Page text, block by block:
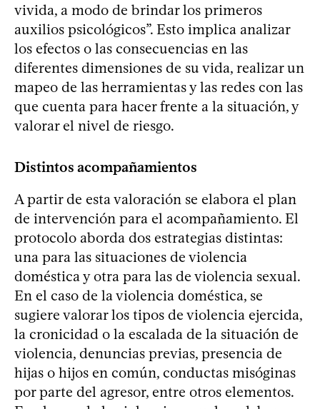
vivida, a modo de brindar los primeros
auxilios psicológicos”. Esto implica analizar
los efectos o las consecuencias en las
diferentes dimensiones de su vida, realizar un
mapeo de las herramientas y las redes con las
que cuenta para hacer frente a la situación, y
valorar el nivel de riesgo.
Distintos acompañamientos
A partir de esta valoración se elabora el plan
de intervención para el acompañamiento. El
protocolo aborda dos estrategias distintas:
una para las situaciones de violencia
doméstica y otra para las de violencia sexual.
En el caso de la violencia doméstica, se
sugiere valorar los tipos de violencia ejercida,
la cronicidad o la escalada de la situación de
violencia, denuncias previas, presencia de
hijas o hijos en común, conductas misóginas
por parte del agresor, entre otros elementos.